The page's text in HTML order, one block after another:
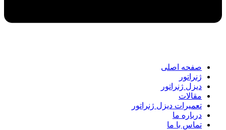
صفحه اصلی
ژنراتور
دیزل ژنراتور
مقالات
تعمیرات دیزل ژنراتور
درباره ما
تماس با ما